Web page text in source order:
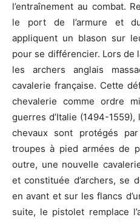
l’entraînement au combat.
le port de l’armure et
appliquent un blason sur
pour se différencier. Lors de
les archers anglais
cavalerie française. Cette
chevalerie comme ordre
guerres d’Italie (1494-
chevaux sont protégés
troupes à pied armées de
outre, une nouvelle
et constituée d’archers, se
en avant et sur les flancs
suite, le pistolet remplace